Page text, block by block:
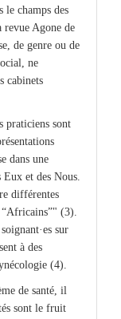
le champs des
revue Agone de
de genre ou de
ne
cabinets
praticiens sont
dans une
et des Nous.
différentes
“Africains”" (3).
sur
à des
(4).
de santé, il
sont le fruit